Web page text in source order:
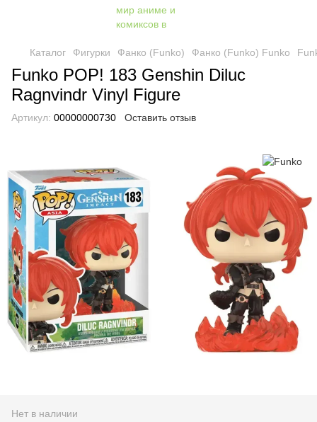
Каталог Фигурки Фанко (Funko) Фанко (Funko) Funko
Funko POP! 183 Genshin Diluc
Ragnvindr Vinyl Figure
Артикул: 00000000730 Оставить отзыв
Нет в наличии